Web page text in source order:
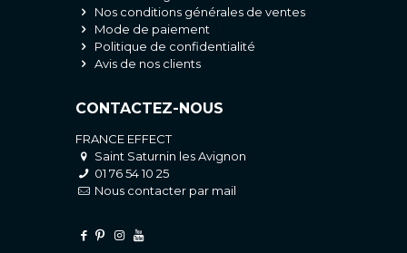
Nos conditions générales de ventes
Mode de paiement
Politique de confidentialité
Avis de nos clients
CONTACTEZ-NOUS
FRANCE EFFECT
Saint Saturnin les Avignon
01 76 54 10 25
Nous contacter par mail